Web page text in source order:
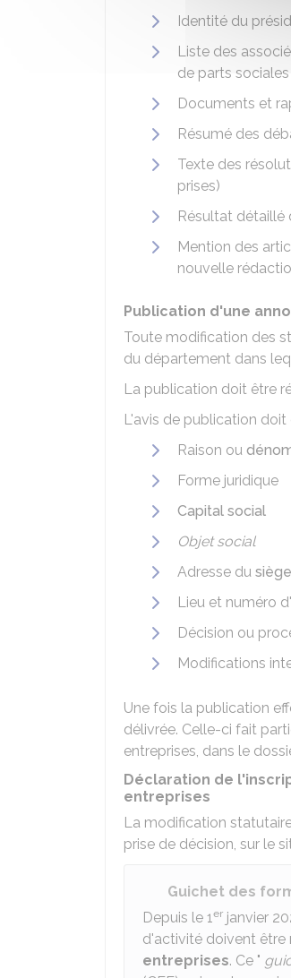
Identité du
Liste des
de parts
Documents et
Résumé des
Texte des
prises)
Résultat détaillé
Mention des
nouvelle
Publication d'une
Toute modification des
du département dans
La publication doit être
L'avis de publication doit
Raison ou
Forme juridique
Capital social
Objet social
Adresse du
Lieu et numéro
Décision ou
Modifications
Une fois la publication
délivrée. Celle-ci fait
entreprises, dans le
Déclaration de
entreprises
La modification
prise de décision, sur le
Guichet des
Depuis le 1er janvier
d'activité doivent être
entreprises. Ce "